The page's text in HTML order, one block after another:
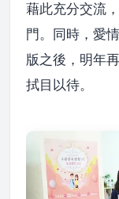
藉此充分交流
門。同時，愛
版之後，明年
拭目以待。